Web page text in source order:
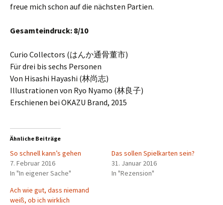
freue mich schon auf die nächsten Partien.
Gesamteindruck: 8/10
Curio Collectors (はんか通骨董市)
Für drei bis sechs Personen
Von Hisashi Hayashi (林尚志)
Illustrationen von Ryo Nyamo (林良子)
Erschienen bei OKAZU Brand, 2015
Ähnliche Beiträge
So schnell kann’s gehen
7. Februar 2016
In "In eigener Sache"
Das sollen Spielkarten sein?
31. Januar 2016
In "Rezension"
Ach wie gut, dass niemand
weiß, ob ich wirklich